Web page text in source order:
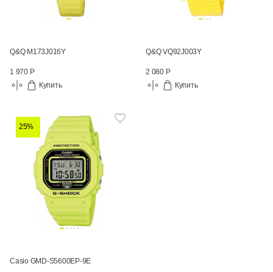
Q&Q M173J016Y
1 970 Р
Купить
Q&Q VQ92J003Y
2 080 Р
Купить
25%
Casio GMD-S5600EP-9E